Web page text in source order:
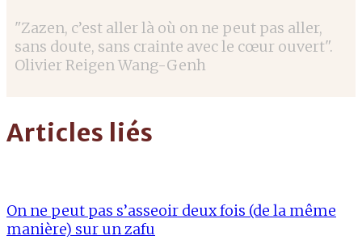
"Zazen, c’est aller là où on ne peut pas aller,
sans doute, sans crainte avec le cœur ouvert".
Olivier Reigen Wang-Genh
Articles liés
On ne peut pas s’asseoir deux fois (de la même
manière) sur un zafu